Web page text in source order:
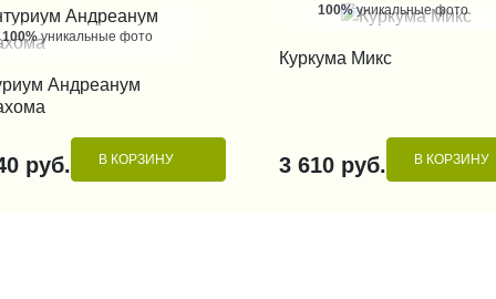
100%уникальные фото
КУПИТЬ В 1 КЛИК
Андреанум
руб. В КОРЗИНУ
100%уникальные фото
Куркума Микс
3 610 руб. В КОРЗИНУ